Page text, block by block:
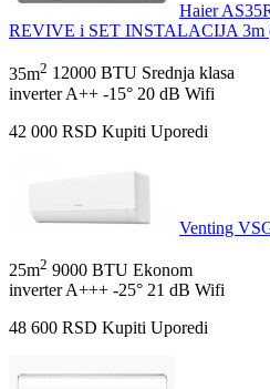
Haier
REVIVE i SET INSTALACIJA 3m
35m2 12000 BTU Srednja klasa
inverter A++ -15° 20 dB Wifi
42 000 RSD Kupiti Uporedi
Venting
25m2 9000 BTU Ekonom
inverter A+++ -25° 21 dB Wifi
48 600 RSD Kupiti Uporedi